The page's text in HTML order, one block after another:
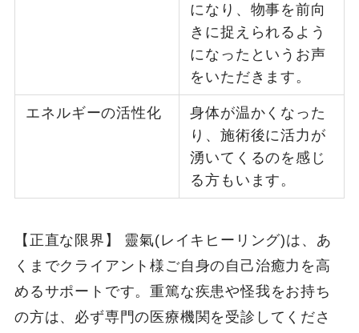
になり、物事を前向
きに捉えられるよう
になったというお声
をいただきます。
エネルギーの活性化
身体が温かくなった
り、施術後に活力が
湧いてくるのを感じ
る方もいます。
【正直な限界】 靈氣(レイキヒーリング)は、あ
くまでクライアント様ご自身の自己治癒力を高
めるサポートです。重篤な疾患や怪我をお持ち
の方は、必ず専門の医療機関を受診してくださ